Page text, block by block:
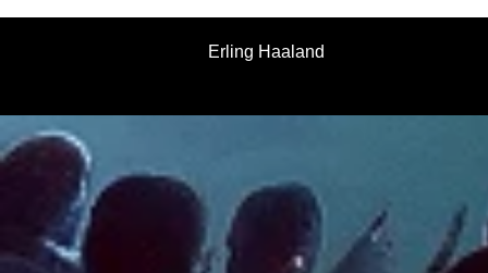
Erling Haaland